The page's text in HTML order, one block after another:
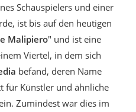
Schauspielers und einer
ist bis auf den heutigen
Malipiero" und ist eine
Viertel, in dem sich
befand, deren Name
für Künstler und ähnliche
Zumindest war dies im